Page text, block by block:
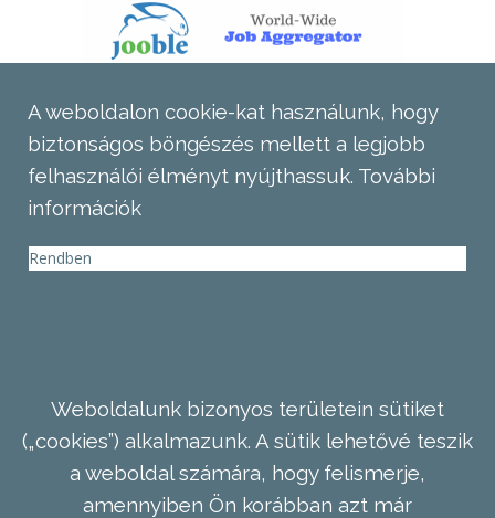
A weboldalon cookie-kat használunk, hogy
biztonságos böngészés mellett a legjobb
felhasználói élményt nyújthassuk. További
információk
Rendben
Weboldalunk bizonyos területein sütiket
(„cookies”) alkalmazunk. A sütik lehetővé teszik
a weboldal számára, hogy felismerje,
amennyiben Ön korábban azt már